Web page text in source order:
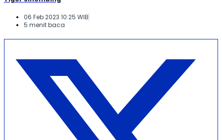
06 Feb 2023 10:25 WIB
5 menit baca